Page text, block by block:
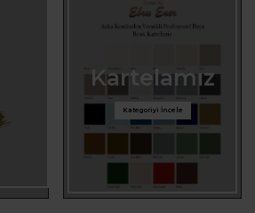
Kartelamız
Kategoriyi İncele